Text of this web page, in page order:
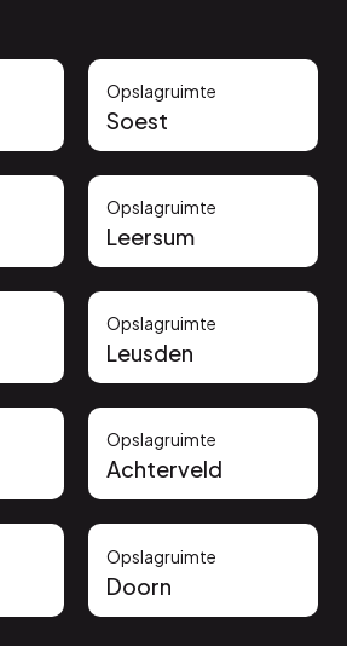
Opslagruimte
Soest
Opslagruimte
Leersum
Opslagruimte
Leusden
Opslagruimte
Achterveld
Opslagruimte
Doorn